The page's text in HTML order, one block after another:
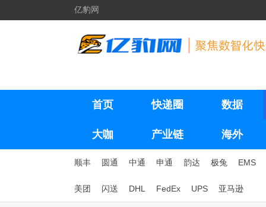
亿豹网
首页 快递圈 数据
大咖 产业链 海外
顺丰 圆通 中通 申通 韵达 极兔 EMS
美团 闪送 DHL FedEx UPS 亚马逊